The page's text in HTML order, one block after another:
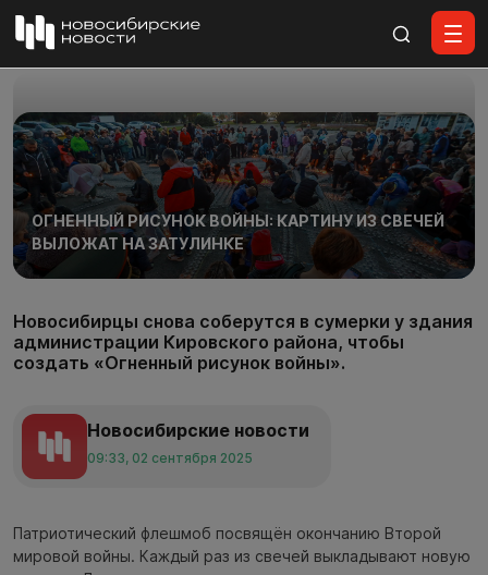
ОГНЕННЫЙ РИСУНОК ВОЙНЫ: КАРТИНУ ИЗ СВЕЧЕЙ
ВЫЛОЖАТ НА ЗАТУЛИНКЕ
Новосибирцы снова соберутся в сумерки у здания
администрации Кировского района, чтобы
создать «Огненный рисунок войны».
Новосибирские новости
09:33, 02 сентября 2025
Патриотический флешмоб посвящён окончанию Второй
мировой войны. Каждый раз из свечей выкладывают новую